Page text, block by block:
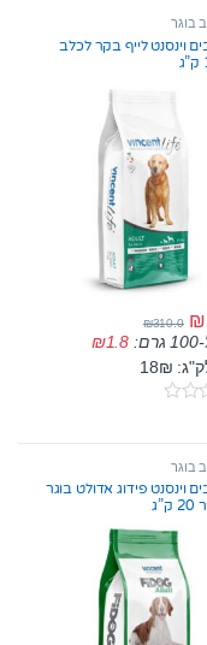
בוגר
וינסנט לייף בקר לכלב
₪
₪310.0
₪1.8
18₪
בוגר
וינסנט פידוג אדולט בוגר